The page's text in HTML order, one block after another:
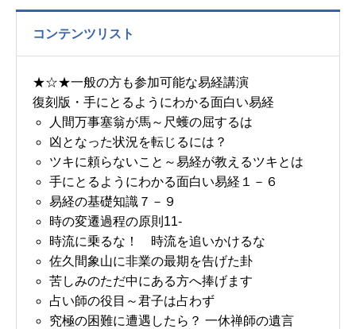
コンテンツリスト
★☆★一般の方も参加可能な易経講演
復刻版・手にとるようにわかる面白い易経
人間万事塞翁が馬～尺蠖の屈するは
凶となった状況を転じるには？
ツキに頼らないこと～易経が教えるツキとは
手にとるようにわかる面白い易経１－６
易経の基礎知識７－９
時の変遷過程の原則11-
時流に乗るな！ 時流を追いかけるな
佐久間象山に非業の最期を告げた卦
苦しみのただ中にある方へ捧げます
占い師の役目～君子は占わず
究極の困難に遭遇したら？ 一休禅師の遺言